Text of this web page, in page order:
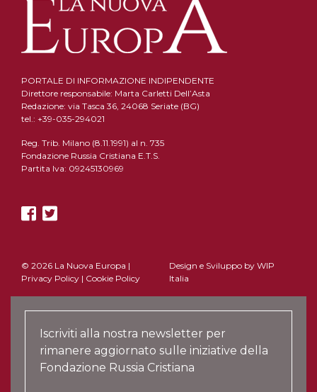
PORTALE DI INFORMAZIONE INDIPENDENTE
Direttore responsabile: Marta Carletti Dell’Asta
Redazione: via Tasca 36, 24068 Seriate (BG)
tel.: +39-035-294021
Reg. Trib. Milano (8.11.1991) al n. 735
Fondazione Russia Cristiana E.T.S.
Partita Iva: 09245130969
© 2026 La Nuova Europa |
Privacy Policy | Cookie Policy
Design e Sviluppo by WIP
Italia
Iscriviti alla nostra newsletter per
rimanere aggiornato sulle iniziative della
Fondazione Russia Cristiana